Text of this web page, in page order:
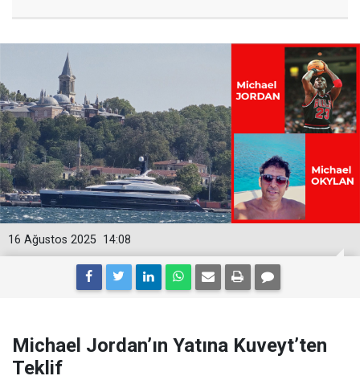
14:08
16 Ağustos 2025
Michael Jordan’ın Yatına Kuveyt’ten
Teklif